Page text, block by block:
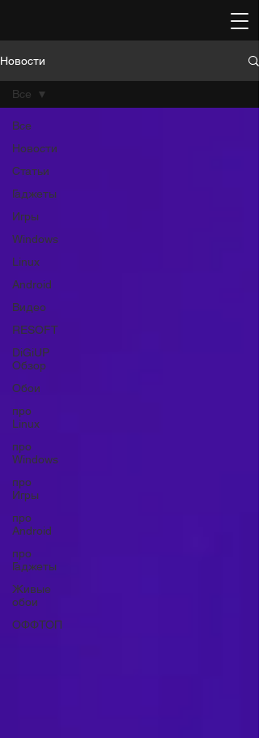
Новости
Все
Новости
Статьи
Гаджеты
Игры
Windows
Linux
Android
Видео
RESOFT
DiGiUP
Обзор
Обои
про
Linux
про
Windows
про
Игры
про
Android
про
Гаджеты
Живые
обои
ОФФТОП
Все